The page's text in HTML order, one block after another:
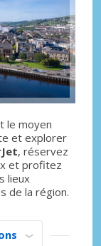
le moyen
et explorer
, réservez
et profitez
lieux
de la région.